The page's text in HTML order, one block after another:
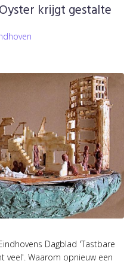
krijgt gestalte
Dagblad 'Tastbare
veel'. Waarom opnieuw een